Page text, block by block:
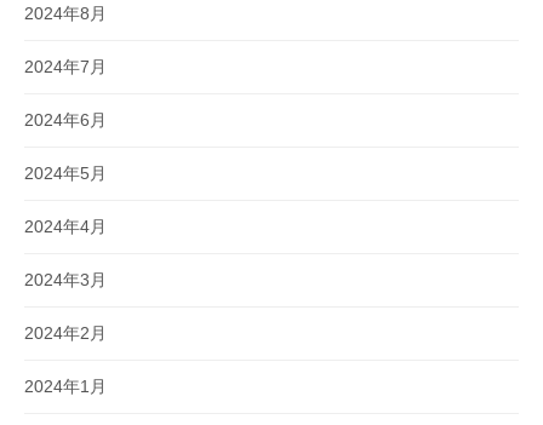
2024年8月
2024年7月
2024年6月
2024年5月
2024年4月
2024年3月
2024年2月
2024年1月